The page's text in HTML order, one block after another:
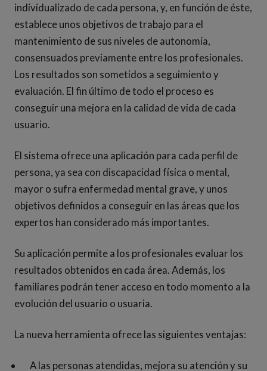
individualizado de cada persona, y, en función de éste,
establece unos objetivos de trabajo para el
mantenimiento de sus niveles de autonomía,
consensuados previamente entre los profesionales.
Los resultados son sometidos a seguimiento y
evaluación. El fin último de todo el proceso es
conseguir una mejora en la calidad de vida de cada
usuario.
El sistema ofrece una aplicación para cada perfil de
persona, ya sea con discapacidad física o mental,
mayor o sufra enfermedad mental grave, y unos
objetivos definidos a conseguir en las áreas que los
expertos han considerado más importantes.
Su aplicación permite a los profesionales evaluar los
resultados obtenidos en cada área. Además, los
familiares podrán tener acceso en todo momento a la
evolución del usuario o usuaria.
La nueva herramienta ofrece las siguientes ventajas:
A las personas atendidas, mejora su atención y su